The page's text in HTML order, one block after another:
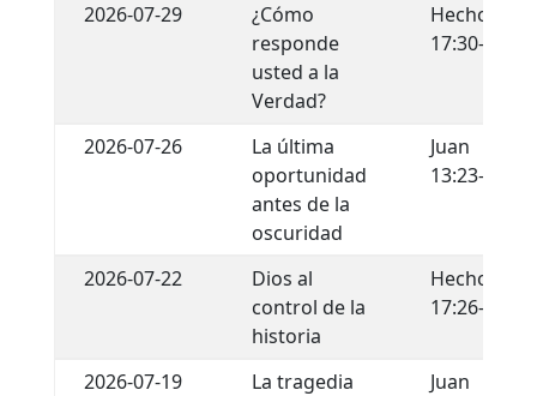
2026-07-29
¿Cómo
responde
usted a la
Verdad?
Hechos
17:30-31
2026-07-26
La última
oportunidad
antes de la
oscuridad
Juan
13:23-30
2026-07-22
Dios al
control de la
historia
Hechos
17:26-29
2026-07-19
La tragedia
Juan